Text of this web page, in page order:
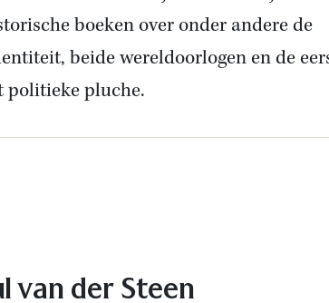
boeken over onder andere de
beide wereldoorlogen en de
politieke pluche.
van der Steen